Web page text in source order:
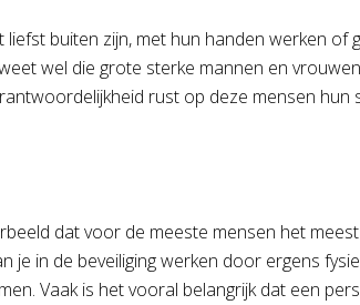
buiten zijn, met hun handen werken
weet wel die grote sterke mannen en
rust op deze mensen hun
dat voor de meeste mensen het
je in de beveiliging werken door ergens
Vaak is het vooral belangrijk dat een